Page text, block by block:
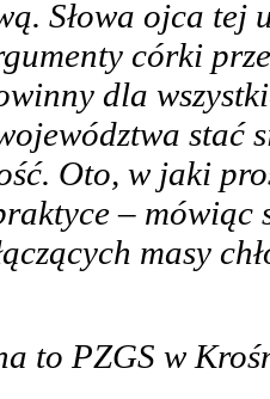
Słowa ojca tej
córki
dla
stać
Oto, w jaki
– mówiąc
masy
to PZGS w